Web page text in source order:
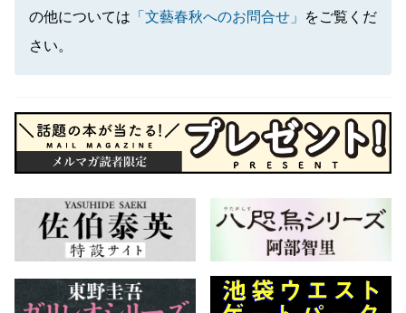
の他については 「文藝春秋へのお問合せ」
をご覧くだ
さい。